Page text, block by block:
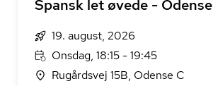
Spansk let øvede - Odense
19. august, 2026
Onsdag, 18:15 - 19:45
Rugårdsvej 15B, Odense C